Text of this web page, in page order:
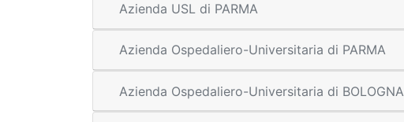
Azienda USL di PARMA
Azienda Ospedaliero-Universitaria di PARMA
Azienda Ospedaliero-Universitaria di BOLOGNA